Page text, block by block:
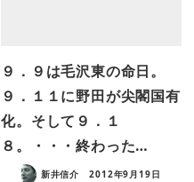
９．９は毛沢東の命日。
９．１１に野田が尖閣国有
化。そして９．１
８。・・・終わった…
新井信介 2012年9月19日